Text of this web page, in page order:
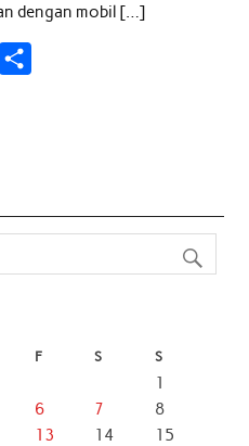
dengan mobil […]
F S S
1
6 7
8
13 14
15